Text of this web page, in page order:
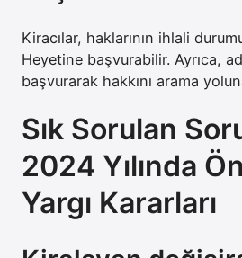
Kiracılar, haklarının ihlali
Heyetine başvurabilir. Ayrıca,
başvurarak hakkını arama
Sık Sorulan
2024 Yılında
Yargı Kararları